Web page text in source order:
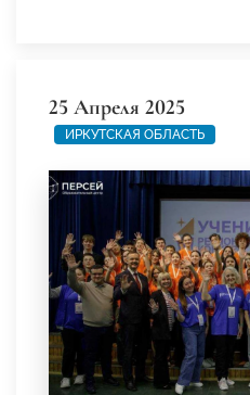
25 Апреля 2025
ИРКУТСКАЯ ОБЛАСТЬ